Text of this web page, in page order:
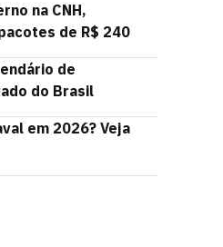
na CNH,
de R$ 240
de
do Brasil
em 2026? Veja